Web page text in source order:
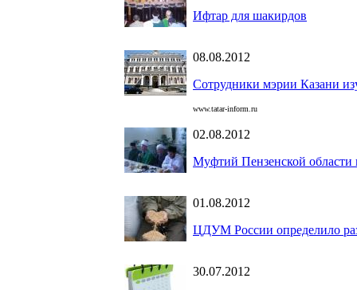
Ифтар для шакирдов
08.08.2012
Сотрудники мэрии Казани
www.tatar-inform.ru
02.08.2012
Муфтий Пензенской области
01.08.2012
ЦДУМ России определило
30.07.2012